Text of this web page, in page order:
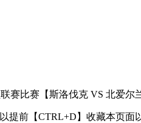
赛比赛【斯洛伐克 VS 北爱尔
提前【CTRL+D】收藏本页